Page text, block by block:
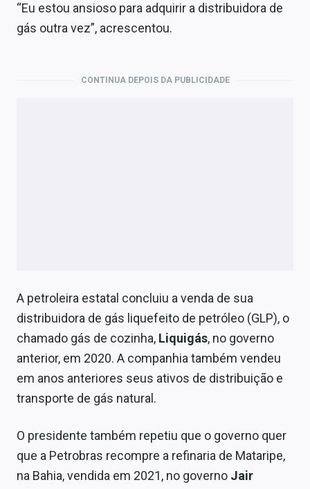
“Eu estou ansioso para adquirir a distribuidora de
gás outra vez”, acrescentou.
CONTINUA DEPOIS DA PUBLICIDADE
A petroleira estatal concluiu a venda de sua
distribuidora de gás liquefeito de petróleo (GLP), o
chamado gás de cozinha, Liquigás, no governo
anterior, em 2020. A companhia também vendeu
em anos anteriores seus ativos de distribuição e
transporte de gás natural.
O presidente também repetiu que o governo quer
que a Petrobras recompre a refinaria de Mataripe,
na Bahia, vendida em 2021, no governo Jair